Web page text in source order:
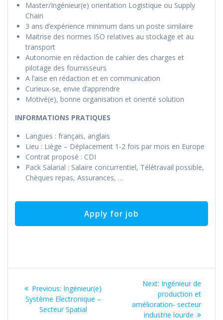
Master/Ingénieur(e) orientation Logistique ou Supply
Chain
3 ans d’expérience minimum dans un poste similaire
Maitrise des normes ISO relatives au stockage et au
transport
Autonomie en rédaction de cahier des charges et
pilotage des fournisseurs
A l’aise en rédaction et en communication
Curieux-se, envie d’apprendre
Motivé(e), bonne organisation et orienté solution
INFORMATIONS PRATIQUES
Langues : français, anglais
Lieu : Liège – Déplacement 1-2 fois par mois en Europe
Contrat proposé : CDI
Pack Salarial : Salaire concurrentiel, Télétravail possible,
Chèques repas, Assurances, …
navigation
Previous: Previous
post:
Ingénieur(e)
Système Electronique –
Secteur Spatial
Next: Next
post:
Ingénieur de
production et
amélioration- secteur
industrie lourde